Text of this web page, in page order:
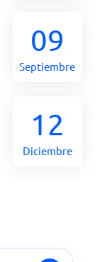
09
Septiembre
12
Diciembre